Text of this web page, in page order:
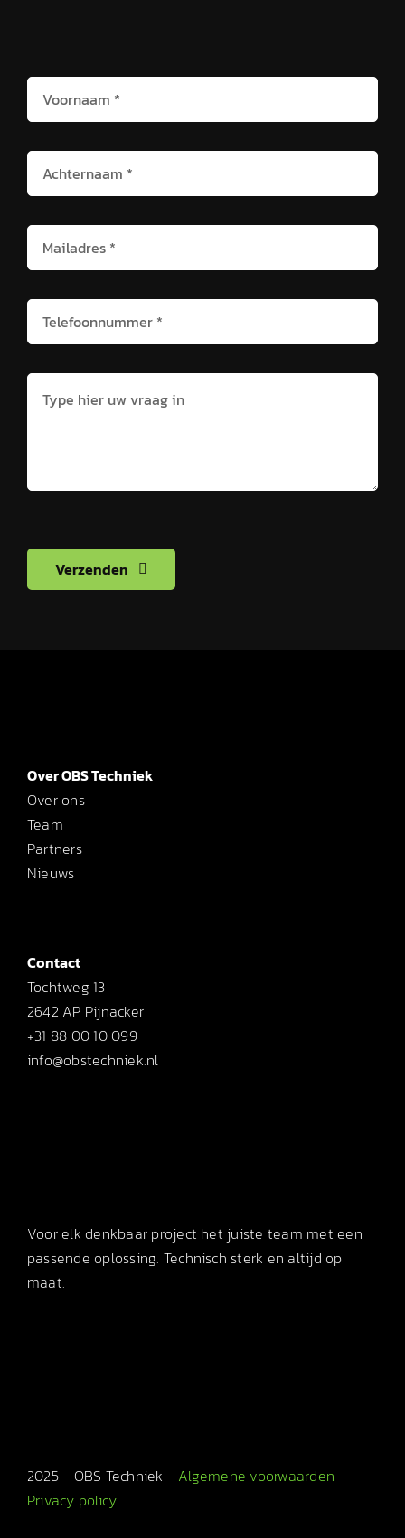
Verzenden
Voor elk denkbaar project het juiste team met een
passende oplossing. Technisch sterk en altijd op
maat.
Over OBS Techniek
Over ons
Team
Partners
Nieuws
Contact
Tochtweg 13
2642 AP Pijnacker
+31 88 00 10 099
info@obstechniek.nl
2025 - OBS Techniek - Algemene voorwaarden -
Privacy policy